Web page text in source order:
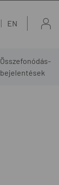
EN
Összefonódás-
bejelentések